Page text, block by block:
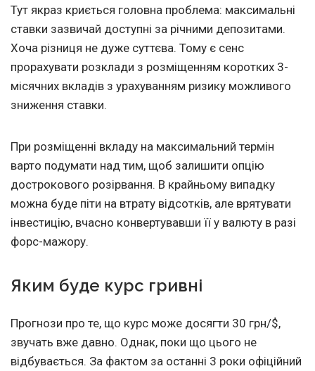
Тут якраз криється головна проблема: максимальні
ставки зазвичай доступні за річними депозитами.
Хоча різниця не дуже суттєва. Тому є сенс
прорахувати розклади з розміщенням коротких 3-
місячних вкладів з урахуванням ризику можливого
зниження ставки.
При розміщенні вкладу на максимальний термін
варто подумати над тим, щоб залишити опцію
дострокового розірвання. В крайньому випадку
можна буде піти на втрату відсотків, але врятувати
інвестицію, вчасно конвертувавши її у валюту в разі
форс-мажору.
Яким буде курс гривні
Прогнози про те, що курс може досягти 30 грн/$,
звучать вже давно. Однак, поки що цього не
відбувається. За фактом за останні 3 роки офіційний